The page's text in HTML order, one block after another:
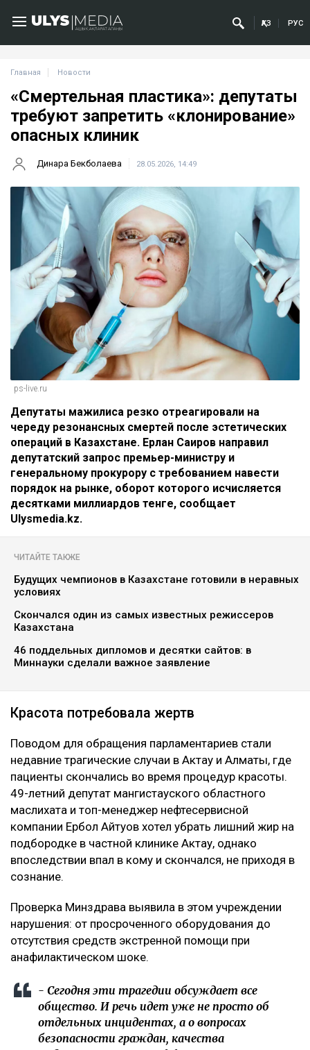
ҚАЗ РУС
Главная Новости
«Смертельная пластика»: депутаты
требуют запретить «клонирование»
опасных клиник
Динара Бекболаева 28.05.2026, 14:49
ps-live.ru
Депутаты мажилиса резко отреагировали на
череду резонансных смертей после эстетических
операций в Казахстане. Ерлан Саиров направил
депутатский запрос премьер-министру и
генеральному прокурору с требованием навести
порядок на рынке, оборот которого исчисляется
десятками миллиардов тенге, сообщает
Ulysmedia.kz.
ЧИТАЙТЕ ТАКЖЕ
Будущих чемпионов в Казахстане готовили в неравных
условиях
Скончался один из самых известных режиссеров
Казахстана
46 поддельных дипломов и десятки сайтов: в
Миннауки сделали важное заявление
Красота потребовала жертв
Поводом для обращения парламентариев стали
недавние трагические случаи в Актау и Алматы, где
пациенты скончались во время процедур красоты.
49-летний депутат мангистауского областного
маслихата и топ-менеджер нефтесервисной
компании Ербол Айтуов хотел убрать лишний жир на
подбородке в частной клинике Актау, однако
впоследствии впал в кому и скончался, не приходя в
сознание.
Проверка Минздрава выявила в этом учреждении
нарушения: от просроченного оборудования до
отсутствия средств экстренной помощи при
анафилактическом шоке.
- Сегодня эти трагедии обсуждает все
общество. И речь идет уже не просто об
отдельных инцидентах, а о вопросах
безопасности граждан, качества